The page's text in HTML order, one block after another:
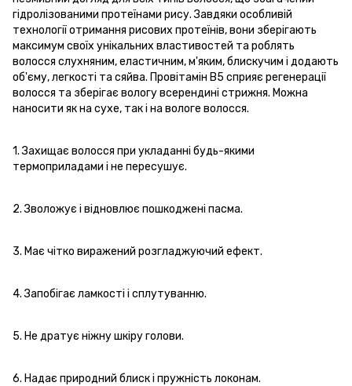
гідролізованими протеїнами рису. Завдяки особливій
технології отримання рисових протеїнів, вони зберігають
максимум своїх унікальних властивостей та роблять
волосся слухняним, еластичним, м'яким, блискучим і додають
об'єму, легкості та сяйва. Провітамін В5 сприяє регенерації
волосся та зберігає вологу всерендині стрижня. Можна
наносити як на сухе, так і на вологе волосся.
1. Захищає волосся при укладанні будь-якими
термоприладами і не пересушує.
2. Зволожує і відновлює пошкоджені пасма.
3. Має чітко виражений розгладжуючий ефект.
4. Запобігає ламкості і сплутуванню.
5. Не дратує ніжну шкіру голови.
6. Надає природний блиск і пружність локонам.